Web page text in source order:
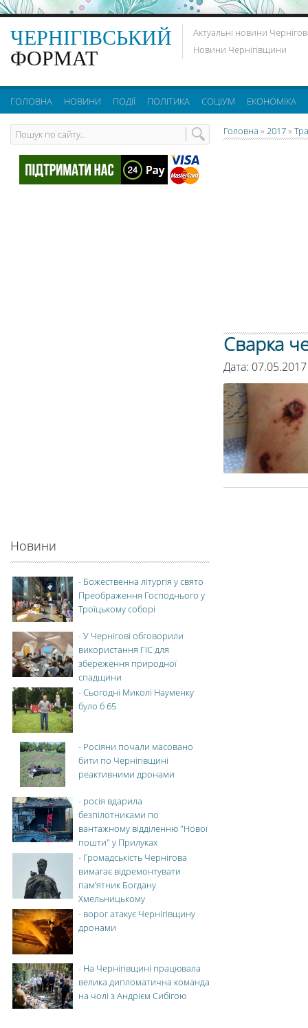
ЧЕРНІГІВСЬКИЙ
ФОРМАТ
Актуальні новини
Новини Чернігівщини
ГОЛОВНА НОВИНИ ПОДІЇ ПОЛІТИКА СОЦІУМ ЕКОНОМІКА
Головна » 2017»
Сварка
Дата:
Новини
- Божественна літургія у свято
Преображення Господнього у
Троїцькому соборі
-У Чернігові обговорили
використання ГІС для
збереження природної
спадщини
-Сьогодні Миколі Науменку
було б 65
- Росіяни почали масовано
бити по Чернігівщині
реактивними дронами
- росія вдарила
безпілотниками по
вантажному відділенню "Нової
пошти" у Прилуках
- Громадськість Чернігова
вимагає відремонтувати
пам’ятник Богдану
Хмельницькому
- ворог атакує Чернігівщину
дронами
- На Чернігівщині працювала
велика дипломатична команда
на чолі з Андрієм Сибігою